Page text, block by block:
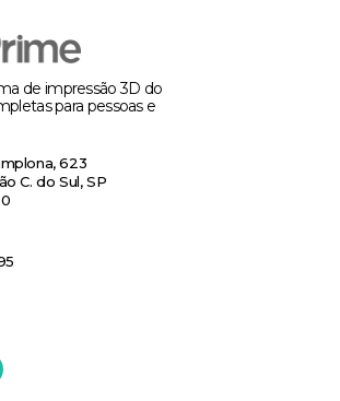
de impressão 3D do
para pessoas e
623
C. do Sul, SP